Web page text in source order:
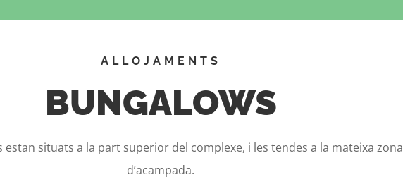
ALLOJAMENTS
BUNGALOWS
estan situats a la part superior del complexe, i les tendes a la mateixa zona
d’acampada.